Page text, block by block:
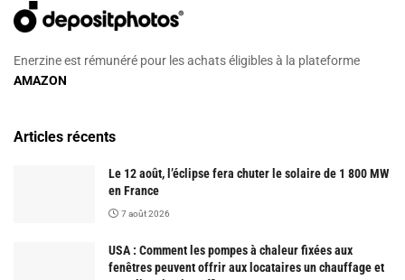
Enerzine est rémunéré pour les achats éligibles à la plateforme
AMAZON
Articles récents
Le 12 août, l’éclipse fera chuter le solaire de 1 800 MW
en France
7 août 2026
USA : Comment les pompes à chaleur fixées aux
fenêtres peuvent offrir aux locataires un chauffage et